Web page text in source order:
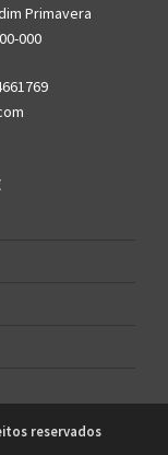
Primavera
000
reservados